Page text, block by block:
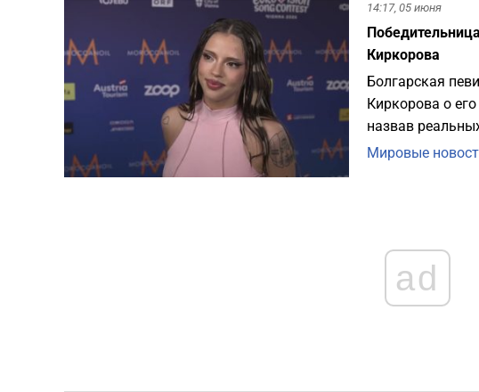
14:17, 05 июня
Киркорова
Болгарская
Киркорова о
назвав
Мировые
ad